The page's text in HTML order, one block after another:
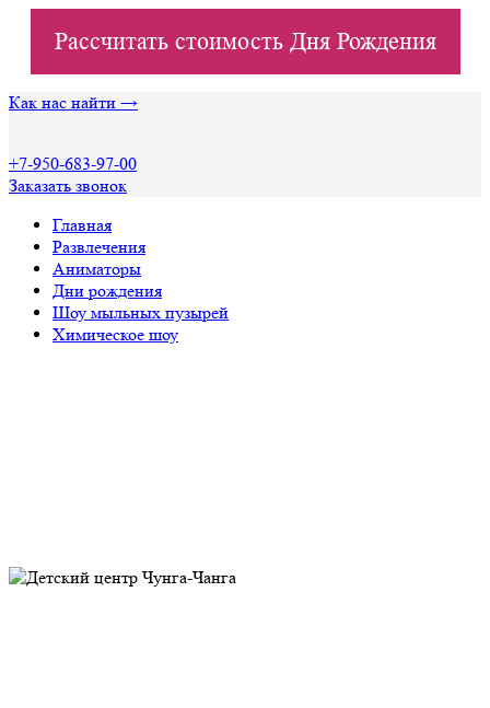
Рассчитать стоимость Дня Рождения
Как нас найти →
+7-950-683-97-00
Заказать звонок
Главная
Развлечения
Аниматоры
Дни рождения
Шоу мыльных пузырей
Химическое шоу